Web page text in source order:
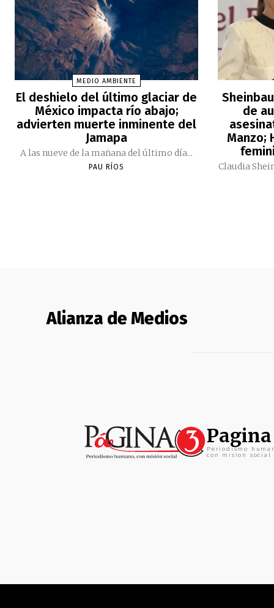
MEDIO AMBIENTE
El deshielo del último glaciar de
México impacta río abajo;
advierten muerte inminente del
Jamapa
A las nueve de la mañana del último día...
PAU RÍOS
de
Manzo;
Claudia
Alianza de Medios
Periodismo
con mision social